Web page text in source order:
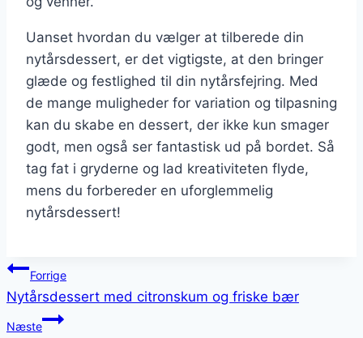
Uanset hvordan du vælger at tilberede din
nytårsdessert, er det vigtigste, at den bringer
glæde og festlighed til din nytårsfejring. Med
de mange muligheder for variation og tilpasning
kan du skabe en dessert, der ikke kun smager
godt, men også ser fantastisk ud på bordet. Så
tag fat i gryderne og lad kreativiteten flyde,
mens du forbereder en uforglemmelig
nytårsdessert!
Indlægsnavigation
Forrige
Nytårsdessert med citronskum og friske bær
Næste